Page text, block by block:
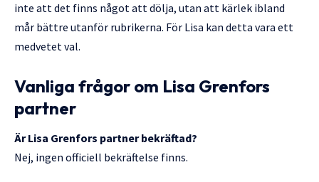
inte att det finns något att dölja, utan att kärlek ibland
mår bättre utanför rubrikerna. För Lisa kan detta vara ett
medvetet val.
Vanliga frågor om Lisa Grenfors
partner
Är Lisa Grenfors partner bekräftad?
Nej, ingen officiell bekräftelse finns.